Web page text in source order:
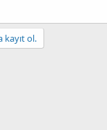
kayıt ol.